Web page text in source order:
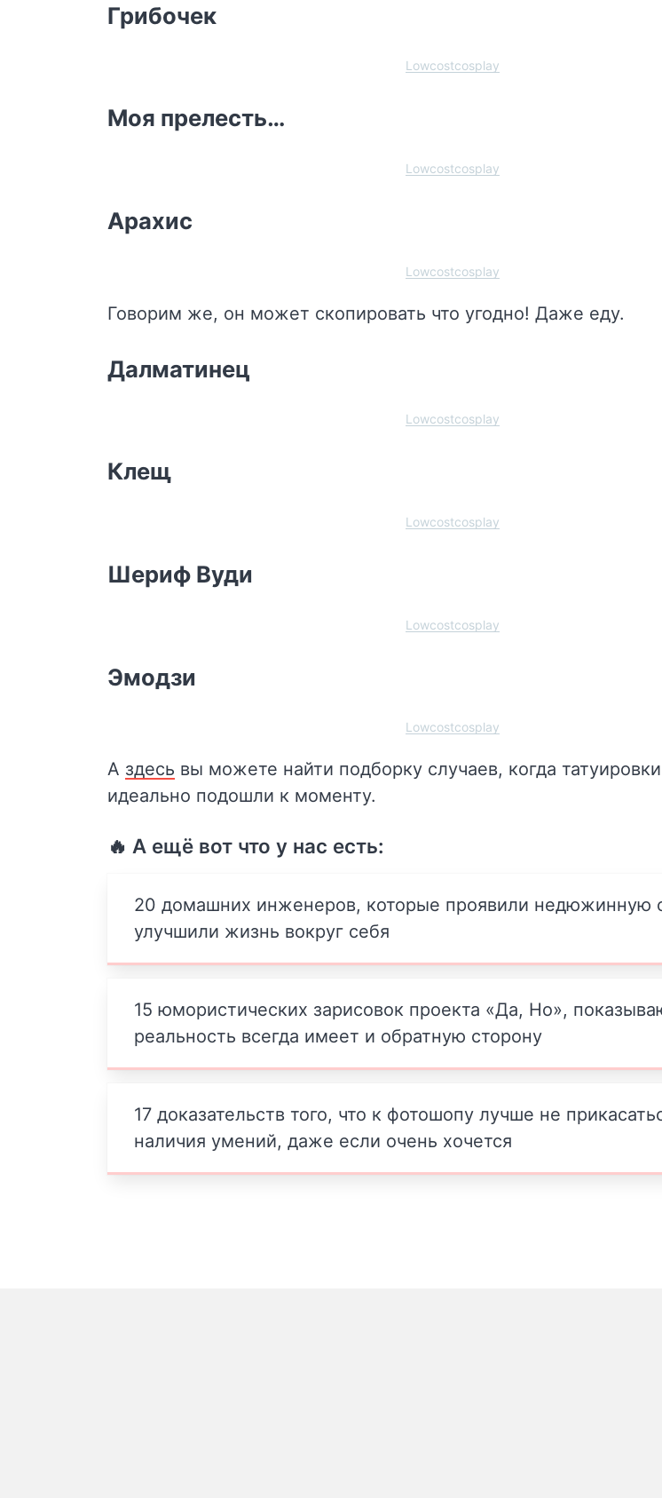
Грибочек
Lowcostcosplay
Моя прелесть…
Lowcostcosplay
Арахис
Lowcostcosplay
Говорим же, он может скопировать что угодно! Даже еду.
Далматинец
Lowcostcosplay
Клещ
Lowcostcosplay
Шериф Вуди
Lowcostcosplay
Эмодзи
Lowcostcosplay
А здесь вы можете найти подборку случаев, когда
идеально подошли к моменту.
🔥 А ещё вот что у нас есть:
20 домашних инженеров, которые проявили недюжинную
улучшили жизнь вокруг себя
15 юмористических зарисовок проекта «Да, Но»,
реальность всегда имеет и обратную сторону
17 доказательств того, что к фотошопу лучше не
наличия умений, даже если очень хочется